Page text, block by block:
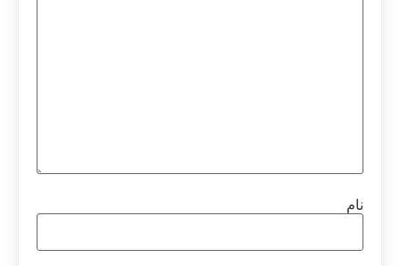
نام